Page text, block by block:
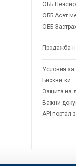
ОББ
ОББ Асет
ОББ
Продажба
Условия за
Бисквитки
Защита на
Важни
API портал